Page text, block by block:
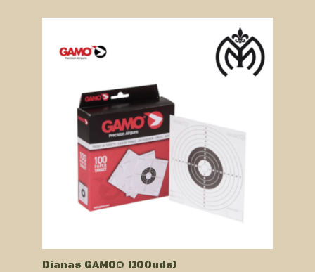
Dianas GAMO® (100uds)